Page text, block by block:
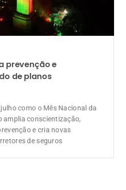
prevenção e
de planos
como o Mês Nacional da
amplia conscientização,
e cria novas
de seguros